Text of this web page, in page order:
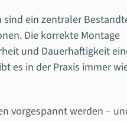
sind ein zentraler
Die korrekte Montage
und Dauerhaftigkeit
es in der Praxis immer
vorgespannt werden –